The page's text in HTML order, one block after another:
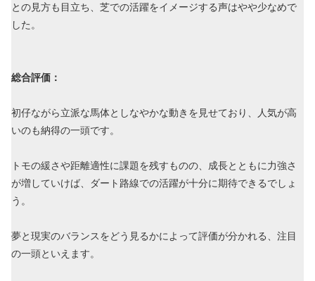
との見方も目立ち、芝での活躍をイメージする声はやや少なめで
した。
総合評価：
初仔ながら立派な馬体としなやかな動きを見せており、人気が高
いのも納得の一頭です。
トモの緩さや距離適性に課題を残すものの、成長とともに力強さ
が増していけば、ダート路線での活躍が十分に期待できるでしょ
う。
夢と現実のバランスをどう見るかによって評価が分かれる、注目
の一頭といえます。